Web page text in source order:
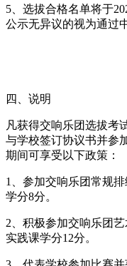
5、选拔合格名单将于
公示无异议的视为通过
四、说明
凡获得交响乐团选拔考
与学校签订协议书并参
期间可享受以下政策：
1、参加交响乐团常规
学分8分。
2、积极参加交响乐团
实践课学分12分。
3、代表学校参加比赛